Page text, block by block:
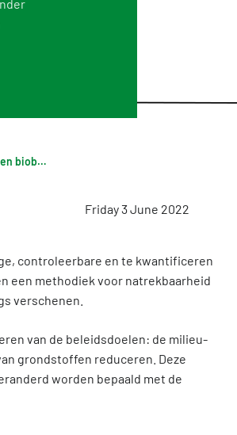
Non-Dutch LCAs and
Begripsbepaling voor hernieuwbaarheid en biobased
Friday 3 June 2022
controleerbare en te kwantificeren
een methodiek voor natrekbaarheid
verschenen.
van de beleidsdoelen: de milieu-
grondstoffen reduceren. Deze
worden bepaald met de